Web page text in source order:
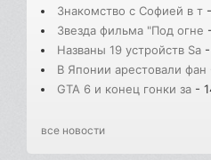
Знакомство с Софией в т
Звезда фильма "Под огне
Названы 19 устройств Sa
В Японии арестовали фан
GTA 6 и конец гонки за -
все новости